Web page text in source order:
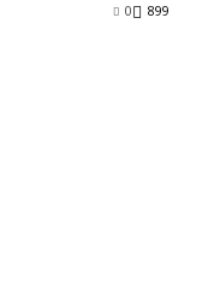
899
0